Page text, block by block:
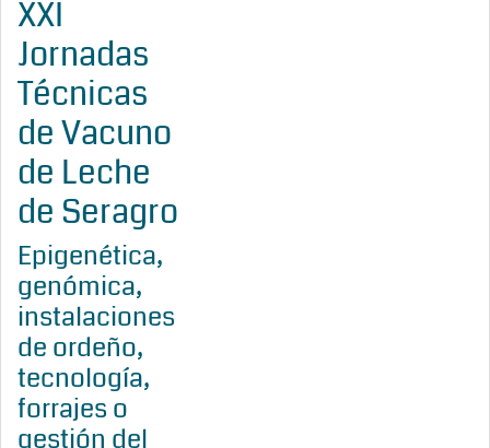
XXI
Jornadas
Técnicas
de Vacuno
de Leche
de Seragro
Epigenética,
genómica,
instalaciones
de ordeño,
tecnología,
forrajes o
gestión del